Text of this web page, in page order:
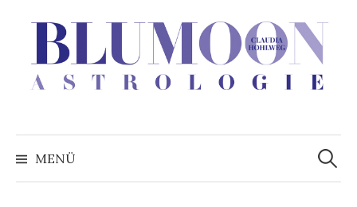
überspringen
MENÜ
Suchen
nach: